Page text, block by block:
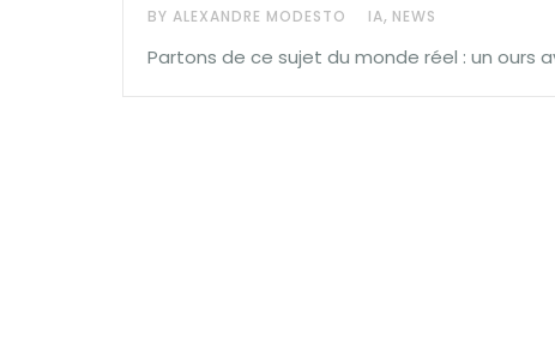
BY ALEXANDRE MODESTO IA, NEWS
Partons de ce sujet du monde réel : un ours